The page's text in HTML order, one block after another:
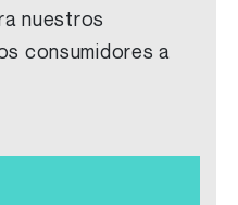
nuestros
consumidores a